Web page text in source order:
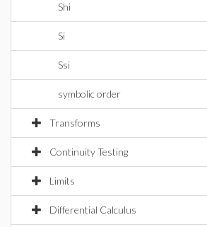
Shi
Si
Ssi
symbolic order
Transforms
Continuity Testing
Limits
Differential Calculus